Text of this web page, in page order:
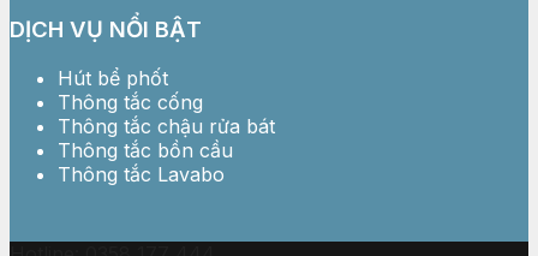
DỊCH VỤ NỔI BẬT
Hút bể phốt
Thông tắc cống
Thông tắc chậu rửa bát
Thông tắc bồn cầu
Thông tắc Lavabo